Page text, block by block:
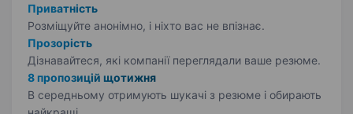
Приватність
Розміщуйте анонімно, і ніхто вас не впізнає.
Прозорість
Дізнавайтеся, які компанії переглядали ваше резюме.
8 пропозицій щотижня
В середньому отримують шукачі з резюме і обирають